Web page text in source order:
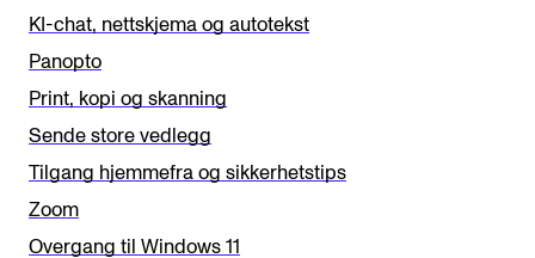
b
l
a
n
k
KI-chat, nettskjema og autotekst
Panopto
Print, kopi og skanning
Sende store vedlegg
Tilgang hjemmefra og sikkerhetstips
Zoom
Overgang til Windows 11